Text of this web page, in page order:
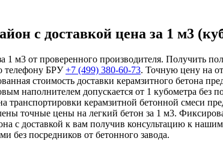
с доставкой цена за 1 м3
м3 от проверенного производителя. Получить
телефону БРУ+7 (499) 380-60-73. Точную цену на
стоимость доставки керамзитного бетона
наполнителем допускается от 1 кубометра без
транспортировки керамзитной бетонной смеси
точные цены на легкий бетон за 1 м3.
с доставкой к вам получив консультацию к
без посредников от бетонного завода.